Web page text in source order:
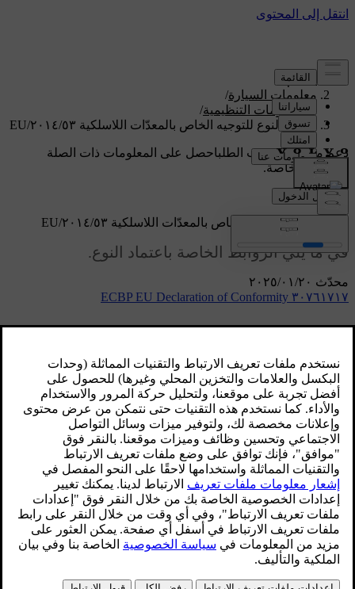
الدعم/
معلومات السيارة/
المعلومات التنظيمية/
اعتماد النوع للتوجيه الخاص بالمعدّات اللاسلكية ٢٠١٤/٥٣/EU
دعم مخصص حسب الطلباحصل على المعلومات ذات الصلة
بسيارتك الخاصة.
تسجيل الدخول
محدّث ٢٠‏/٠١‏/٢٠٢٥
اعتماد النوع للتوجيه الخاص بالمعدّات اللاسلكية ٢٠١٤/٥٣/EU
في ما يلي الروابط الخاصة باعتماد النوع.
٣٠٧٦١٧١٧ ECBP EU Declaration of Conformity
5WK49167 EC Declaration of Conformity
5WK49232 EC Declaration of Conformity
5WK49264 EC Declaration of Conformity
5WK49265 EC Declaration of Conformity
A2C53440050 EC Declaration of Conformity
S180036006 Declaration of Conformity
APN IAM21 Declaration of Conformity
AV9257382 F12 EU Declaration of Conformity